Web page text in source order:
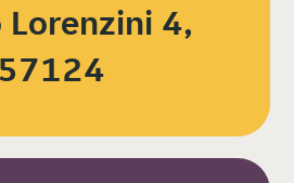
Lorenzini 4,